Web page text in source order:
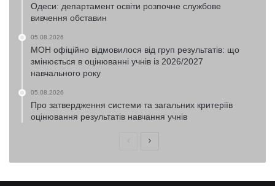
Одеси: департамент освіти розпочне службове
вивчення обставин
05.08.2026
МОН офіційно відмовилося від груп результатів: що
змінюється в оцінюванні учнів із 2026/2027
навчального року
05.08.2026
Про затвердження системи та загальних критеріїв
оцінювання результатів навчання учнів
ПопередняНаступна